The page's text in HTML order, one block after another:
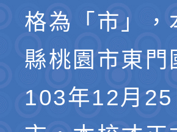
格為「市」
縣桃園市東
103年12月